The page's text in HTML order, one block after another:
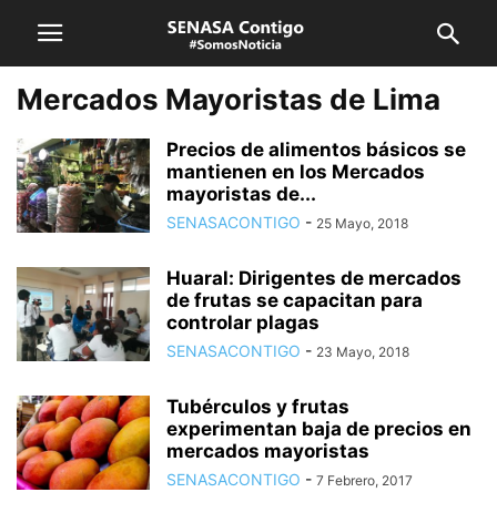
Mercados Mayoristas de Lima
Precios de alimentos básicos se
mantienen en los Mercados
mayoristas de...
SENASACONTIGO - 25 Mayo, 2018
Huaral: Dirigentes de mercados
de frutas se capacitan para
controlar plagas
SENASACONTIGO - 23 Mayo, 2018
Tubérculos y frutas
experimentan baja de precios en
mercados mayoristas
SENASACONTIGO - 7 Febrero, 2017